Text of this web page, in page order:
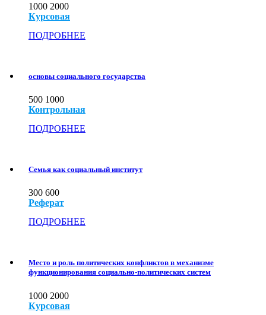
1000 2000
Курсовая
ПОДРОБНЕЕ
основы социального государства
500 1000
Контрольная
ПОДРОБНЕЕ
Семья как социальный институт
300 600
Реферат
ПОДРОБНЕЕ
Место и роль политических конфликтов в механизме
функционирования социально-политических систем
1000 2000
Курсовая